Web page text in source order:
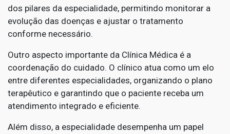
dos pilares da especialidade, permitindo monitorar a
evolução das doenças e ajustar o tratamento
conforme necessário.
Outro aspecto importante da Clínica Médica é a
coordenação do cuidado. O clínico atua como um elo
entre diferentes especialidades, organizando o plano
terapêutico e garantindo que o paciente receba um
atendimento integrado e eficiente.
Além disso, a especialidade desempenha um papel